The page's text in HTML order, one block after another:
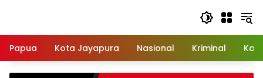
Papua
Kota Jayapura Nasional Kriminal